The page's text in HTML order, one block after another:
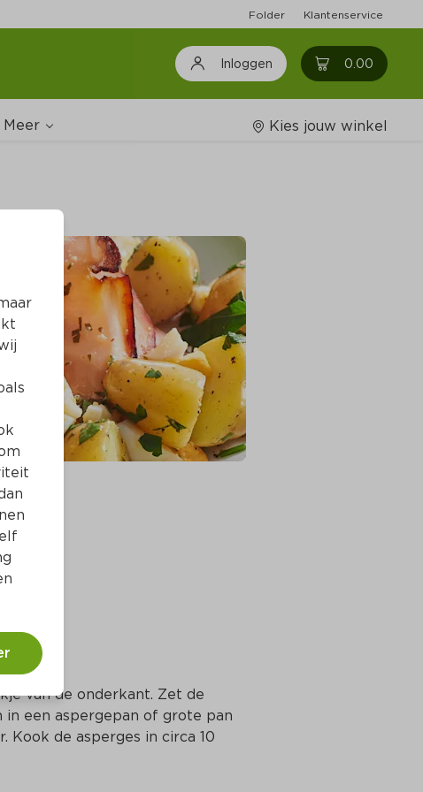
Folder Klantenservice
Inloggen 0.00 0
Meer
Wijnshop
Boodschappenlijstjes
Kies jouw winkel
van de onderkant. Zet de
in een aspergepan of grote pan
Kook de asperges in circa 10